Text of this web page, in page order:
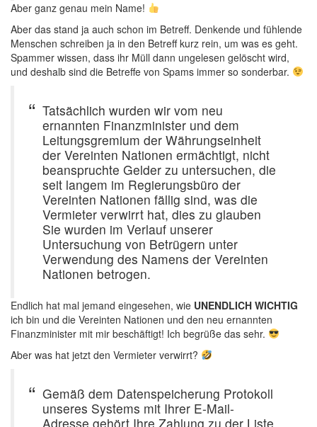
Aber ganz genau mein Name!
Aber das stand ja auch schon im Betreff. Denkende und fühlende
Menschen schreiben ja in den Betreff kurz rein, um was es geht.
Spammer wissen, dass ihr Müll dann ungelesen gelöscht wird,
und deshalb sind die Betreffe von Spams immer so sonderbar.
Tatsächlich wurden wir vom neu
ernannten Finanzminister und dem
Leitungsgremium der Währungseinheit
der Vereinten Nationen ermächtigt, nicht
beanspruchte Gelder zu untersuchen, die
seit langem im Regierungsbüro der
Vereinten Nationen fällig sind, was die
Vermieter verwirrt hat, dies zu glauben
Sie wurden im Verlauf unserer
Untersuchung von Betrügern unter
Verwendung des Namens der Vereinten
Nationen betrogen.
Endlich hat mal jemand eingesehen, wie UNENDLICH WICHTIG
ich bin und die Vereinten Nationen und den neu ernannten
Finanzminister mit mir beschäftigt! Ich begrüße das sehr.
Aber was hat jetzt den Vermieter verwirrt?
Gemäß dem Datenspeicherung Protokoll
unseres Systems mit Ihrer E-Mail-
Adresse gehört Ihre Zahlung zu der Liste